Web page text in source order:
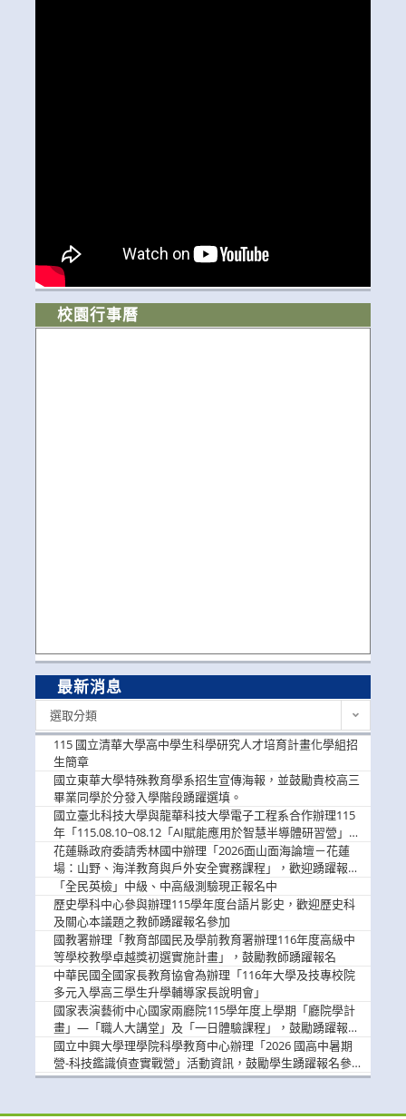
校園行事曆
最新消息
選取分類
115 國立清華大學高中學生科學研究人才培育計畫化學組招
生簡章
國立東華大學特殊教育學系招生宣傳海報，並鼓勵貴校高三
畢業同學於分發入學階段踴躍選填。
國立臺北科技大學與龍華科技大學電子工程系合作辦理115
年「115.08.10~08.12「AI賦能應用於智慧半導體研習營」，
歡迎學生踴躍報名參加
花蓮縣政府委請秀林國中辦理「2026面山面海論壇－花蓮
場：山野、海洋教育與戶外安全實務課程」，歡迎踴躍報名
參加
「全民英檢」中級、中高級測驗現正報名中
歷史學科中心參與辦理115學年度台語片影史，歡迎歷史科
及關心本議題之教師踴躍報名參加
國教署辦理「教育部國民及學前教育署辦理116年度高級中
等學校教學卓越獎初選實施計畫」，鼓勵教師踴躍報名
中華民國全國家長教育協會為辦理「116年大學及技專校院
多元入學高三學生升學輔導家長說明會」
國家表演藝術中心國家兩廳院115學年度上學期「廳院學計
畫」—「職人大講堂」及「一日體驗課程」，鼓勵踴躍報名
參與。
國立中興大學理學院科學教育中心辦理「2026 國高中暑期
營-科技鑑識偵查實戰營」活動資訊，鼓勵學生踴躍報名參
加。